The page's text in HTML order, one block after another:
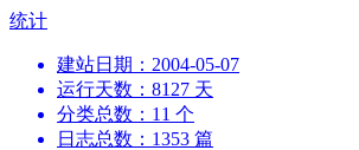
跳
统计
建站日期：2004-05-07
运行天数：8127 天
分类总数：11 个
日志总数：1353 篇